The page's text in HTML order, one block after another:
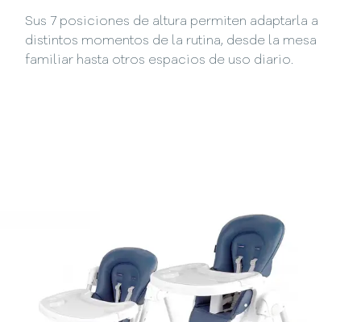
Sus 7 posiciones de altura permiten adaptarla a
distintos momentos de la rutina, desde la mesa
familiar hasta otros espacios de uso diario.